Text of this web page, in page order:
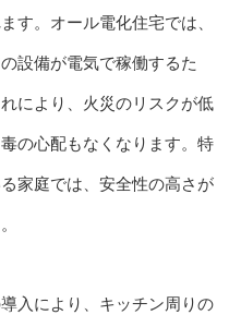
す。オール電化住宅では、
設備が電気で稼働するた
により、火災のリスクが低
の心配もなくなります。特
家庭では、安全性の高さが
入により、キッチン周りの